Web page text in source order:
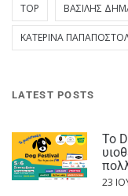
TOP ΒΑΣΊΛΗΣ
ΚΑΤΕΡΊΝΑ
LATEST POSTS
Το
23